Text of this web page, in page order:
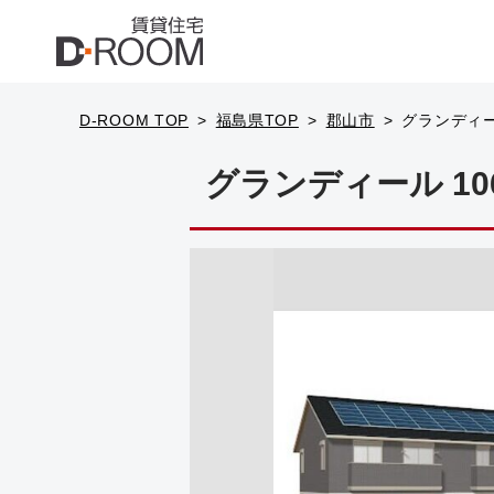
D-ROOM TOP 福島県TOP 郡山市 グランディ
グランディール